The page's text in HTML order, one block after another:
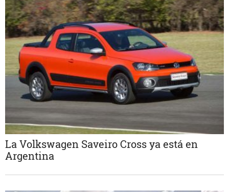
La Volkswagen Saveiro Cross ya está en
Argentina